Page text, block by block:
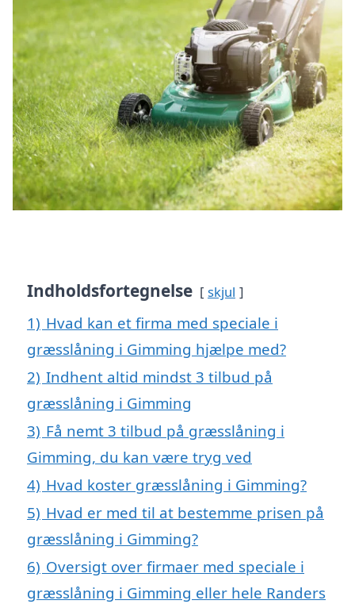
Indholdsfortegnelse skjul
1) Hvad kan et firma med speciale i
græsslåning i Gimming hjælpe med?
2) Indhent altid mindst 3 tilbud på
græsslåning i Gimming
3) Få nemt 3 tilbud på græsslåning i
Gimming, du kan være tryg ved
4) Hvad koster græsslåning i Gimming?
5) Hvad er med til at bestemme prisen på
græsslåning i Gimming?
6) Oversigt over firmaer med speciale i
græsslåning i Gimming eller hele Randers